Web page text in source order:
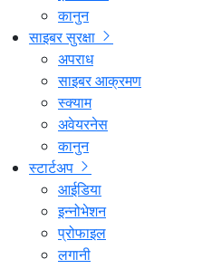
कानुन
साइबर सुरक्षा
अपराध
साइबर आक्रमण
स्क्याम
अवेयरनेस
कानुन
स्टार्टअप
आईडिया
इन्नोभेशन
प्रोफाइल
लगानी